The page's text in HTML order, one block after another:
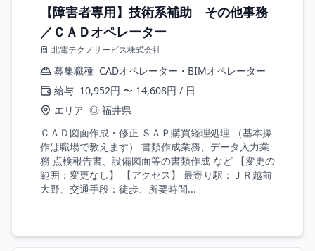
【障害者専用】技術系補助 その他事務
／ＣＡＤオペレーター
北電テクノサービス株式会社
募集職種 CADオペレーター・BIMオペレーター
給与 10,952円 〜 14,608円 / 日
エリア ◎ 福井県
ＣＡＤ図面作成・修正 ＳＡＰ購買経理処理 （基本操
作は職場で教えます） 書類作成業務、データ入力業
務 点検報告書、設備図面等の書類作成 など 【変更の
範囲：変更なし】 【アクセス】 最寄り駅：ＪＲ越前
大野、交通手段：徒歩、所要時間...